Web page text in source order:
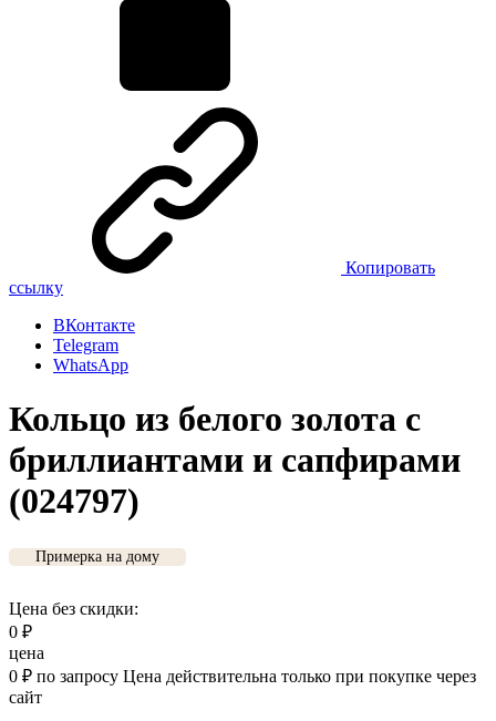
Копировать
ссылку
ВКонтакте
Telegram
WhatsApp
Кольцо из белого золота с
бриллиантами и сапфирами
(024797)
Примерка на дому
Цена без скидки:
0 ₽
цена
0 ₽ по запросу Цена действительна только при покупке через
сайт